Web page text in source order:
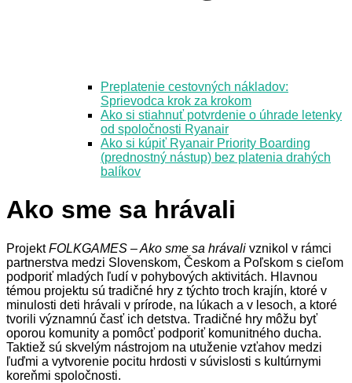
Preplatenie cestovných nákladov:
Sprievodca krok za krokom
Ako si stiahnuť potvrdenie o úhrade letenky
od spoločnosti Ryanair
Ako si kúpiť Ryanair Priority Boarding
(prednostný nástup) bez platenia drahých
balíkov
Ako sme sa hrávali
ProjektFOLKGAMES – Ako sme sa hrávali vznikol v rámci
partnerstva medzi Slovenskom, Českom a Poľskom s cieľom
podporiť mladých ľudí v pohybových aktivitách. Hlavnou
témou projektu sú tradičné hry z týchto troch krajín, ktoré v
minulosti deti hrávali v prírode, na lúkach a v lesoch, a ktoré
tvorili významnú časť ich detstva. Tradičné hry môžu byť
oporou komunity a pomôcť podporiť komunitného ducha.
Taktiež sú skvelým nástrojom na utuženie vzťahov medzi
ľuďmi a vytvorenie pocitu hrdosti v súvislosti s kultúrnymi
koreňmi spoločnosti.